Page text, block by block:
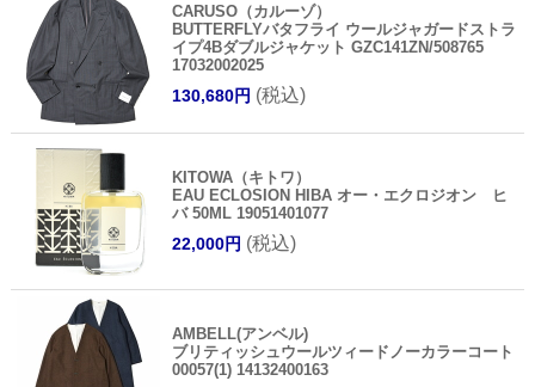
CARUSO（カルーゾ）
BUTTERFLYバタフライ ウールジャガードストラ
イプ4Bダブルジャケット GZC141ZN/508765
17032002025
130,680円 (税込)
KITOWA（キトワ）
EAU ECLOSION HIBA オー・エクロジオン ヒ
バ 50ML 19051401077
22,000円 (税込)
AMBELL(アンベル)
ブリティッシュウールツィードノーカラーコート
00057(1) 14132400163